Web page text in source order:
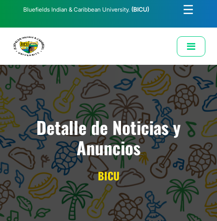
Bluefields Indian & Caribbean University. (BICU) ☰
Solicitud de Correo Institucional
Detalle de Noticias y
Anuncios
BICU